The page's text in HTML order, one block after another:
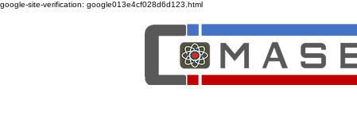
google-site-verification: google013e4cf028d6d123.html